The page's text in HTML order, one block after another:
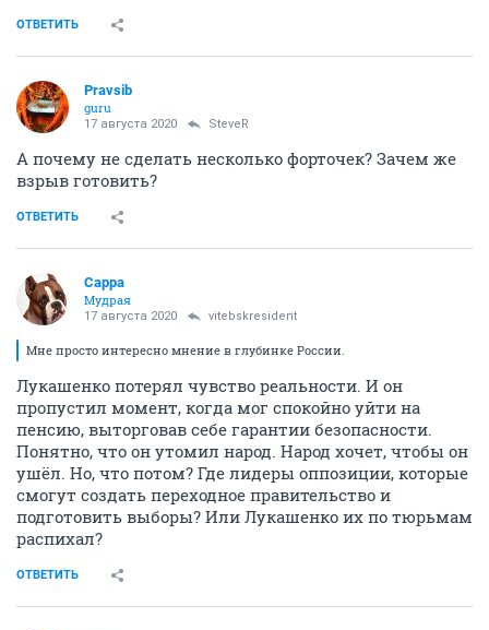
ОТВЕТИТЬ
Pravsib
guru
17 августа 2020 SteveR
А почему не сделать несколько форточек? Зачем же
взрыв готовить?
ОТВЕТИТЬ
Сарра
Мудрая
17 августа 2020 vitebskresident
Мне просто интересно мнение в глубинке России.
Лукашенко потерял чувство реальности. И он
пропустил момент, когда мог спокойно уйти на
пенсию, выторговав себе гарантии безопасности.
Понятно, что он утомил народ. Народ хочет, чтобы он
ушёл. Но, что потом? Где лидеры оппозиции, которые
смогут создать переходное правительство и
подготовить выборы? Или Лукашенко их по тюрьмам
распихал?
ОТВЕТИТЬ